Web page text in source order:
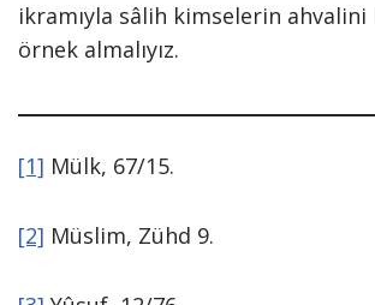
ikramıyla sâlih kimselerin ahvalini
örnek almalıyız.
[1] Mülk, 67/15.
[2] Müslim, Zühd 9.